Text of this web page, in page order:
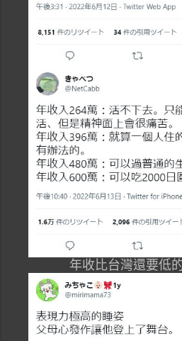
年收比台灣還要低